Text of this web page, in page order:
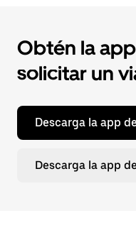
Obtén la
solicitar un
Descarga la app
Descarga la app